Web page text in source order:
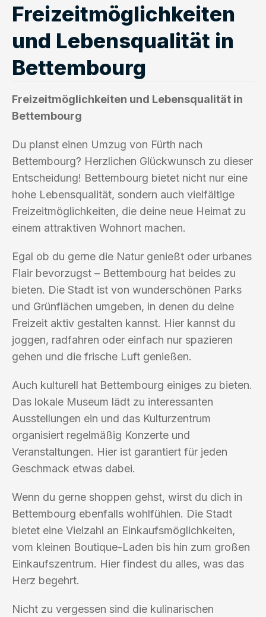
Freizeitmöglichkeiten
und Lebensqualität in
Bettembourg
Freizeitmöglichkeiten und Lebensqualität in
Bettembourg
Du planst einen Umzug von Fürth nach
Bettembourg? Herzlichen Glückwunsch zu dieser
Entscheidung! Bettembourg bietet nicht nur eine
hohe Lebensqualität, sondern auch vielfältige
Freizeitmöglichkeiten, die deine neue Heimat zu
einem attraktiven Wohnort machen.
Egal ob du gerne die Natur genießt oder urbanes
Flair bevorzugst – Bettembourg hat beides zu
bieten. Die Stadt ist von wunderschönen Parks
und Grünflächen umgeben, in denen du deine
Freizeit aktiv gestalten kannst. Hier kannst du
joggen, radfahren oder einfach nur spazieren
gehen und die frische Luft genießen.
Auch kulturell hat Bettembourg einiges zu bieten.
Das lokale Museum lädt zu interessanten
Ausstellungen ein und das Kulturzentrum
organisiert regelmäßig Konzerte und
Veranstaltungen. Hier ist garantiert für jeden
Geschmack etwas dabei.
Wenn du gerne shoppen gehst, wirst du dich in
Bettembourg ebenfalls wohlfühlen. Die Stadt
bietet eine Vielzahl an Einkaufsmöglichkeiten,
vom kleinen Boutique-Laden bis hin zum großen
Einkaufszentrum. Hier findest du alles, was das
Herz begehrt.
Nicht zu vergessen sind die kulinarischen